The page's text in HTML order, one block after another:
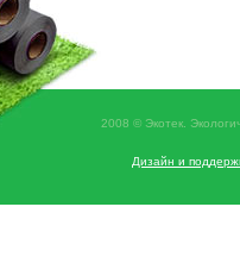
2008 © Экотек.
Дизайн и